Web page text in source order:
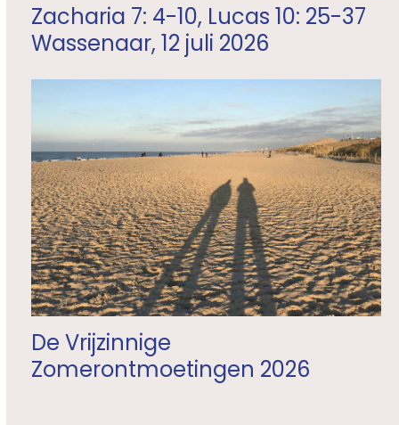
Zacharia 7: 4-10, Lucas 10: 25-37
Wassenaar, 12 juli 2026
De Vrijzinnige
Zomerontmoetingen 2026